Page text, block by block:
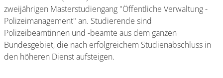
zweijährigen Masterstudiengang "Öffentliche Verwaltung -
Polizeimanagement" an. Studierende sind
Polizeibeamtinnen und -beamte aus dem ganzen
Bundesgebiet, die nach erfolgreichem Studienabschluss in
den höheren Dienst aufsteigen.